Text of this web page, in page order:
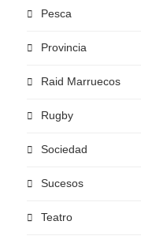
Pesca
Provincia
Raid Marruecos
Rugby
Sociedad
Sucesos
Teatro